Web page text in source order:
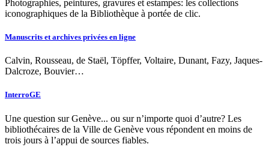
Photographies, peintures, gravures et estampes: les collections
iconographiques de la Bibliothèque à portée de clic.
Manuscrits et archives privées en ligne
Calvin, Rousseau, de Staël, Töpffer, Voltaire, Dunant, Fazy, Jaques-
Dalcroze, Bouvier…
InterroGE
Une question sur Genève... ou sur n’importe quoi d’autre? Les
bibliothécaires de la Ville de Genève vous répondent en moins de
trois jours à l’appui de sources fiables.